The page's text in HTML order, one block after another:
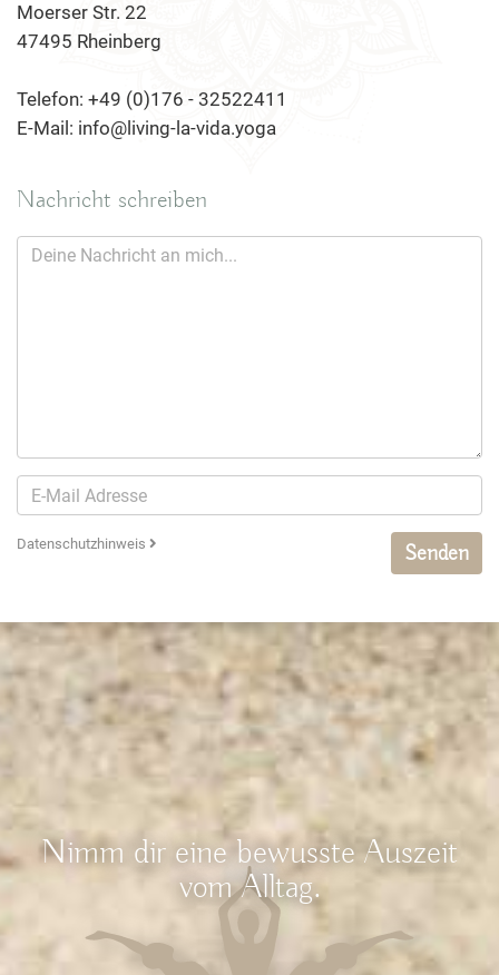
Moerser Str. 22
47495 Rheinberg
Telefon: +49 (0)176 - 32522411
E-Mail: info@living-la-vida.yoga
Nachricht schreiben
Datenschutzhinweis Senden
Nimm dir eine bewusste Auszeit
vom Alltag.